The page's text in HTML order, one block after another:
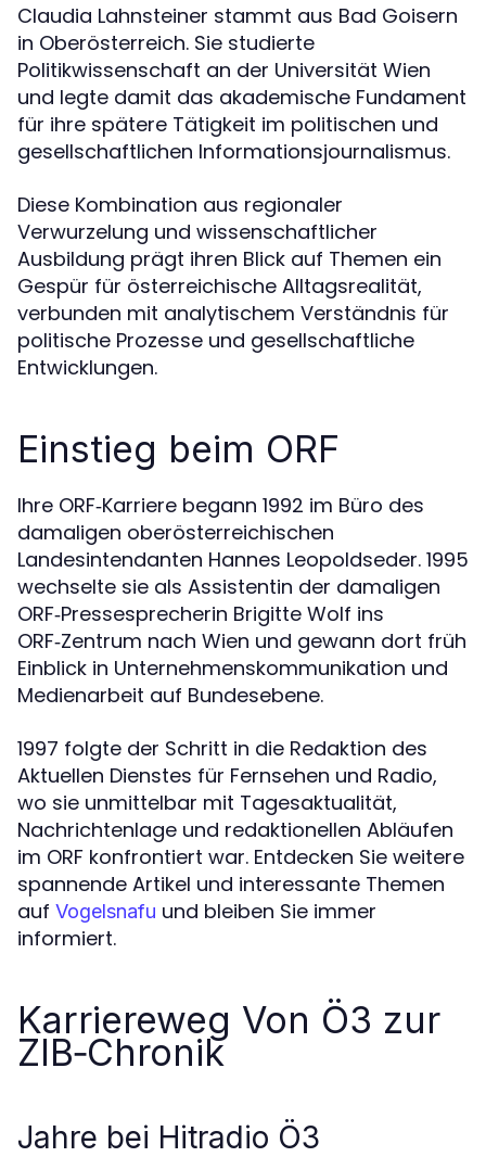
Claudia Lahnsteiner stammt aus Bad Goisern
in Oberösterreich. Sie studierte
Politikwissenschaft an der Universität Wien
und legte damit das akademische Fundament
für ihre spätere Tätigkeit im politischen und
gesellschaftlichen Informationsjournalismus.
Diese Kombination aus regionaler
Verwurzelung und wissenschaftlicher
Ausbildung prägt ihren Blick auf Themen ein
Gespür für österreichische Alltagsrealität,
verbunden mit analytischem Verständnis für
politische Prozesse und gesellschaftliche
Entwicklungen.
Einstieg beim ORF
Ihre ORF‑Karriere begann 1992 im Büro des
damaligen oberösterreichischen
Landesintendanten Hannes Leopoldseder. 1995
wechselte sie als Assistentin der damaligen
ORF‑Pressesprecherin Brigitte Wolf ins
ORF‑Zentrum nach Wien und gewann dort früh
Einblick in Unternehmenskommunikation und
Medienarbeit auf Bundesebene.
1997 folgte der Schritt in die Redaktion des
Aktuellen Dienstes für Fernsehen und Radio,
wo sie unmittelbar mit Tagesaktualität,
Nachrichtenlage und redaktionellen Abläufen
im ORF konfrontiert war. Entdecken Sie weitere
spannende Artikel und interessante Themen
auf Vogelsnafu und bleiben Sie immer
informiert.
Karriereweg Von Ö3 zur
ZIB‑Chronik
Jahre bei Hitradio Ö3